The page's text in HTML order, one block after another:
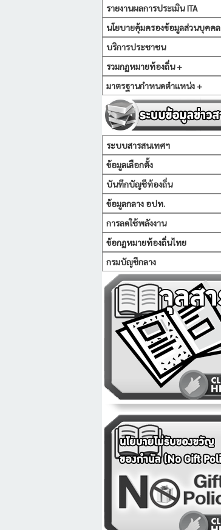
รายงานผลการประเมิน ITA
นโยบายคุ้มครองข้อมูลส่วนบุคคล
บริการประชาชน
รวมกฏหมายท้องถิ่น +
มาตรฐานกำหนดตำแหน่ง +
ระบบสารสนเทศฯ
ข้อมูลเลือกตั้ง
บันทึกบัญชีท้องถิ่น
ข้อมูลกลาง อปท.
การลดใช้พลังงาน
ข้อกฏหมายท้องถิ่นไทย
กรมบัญชีกลาง